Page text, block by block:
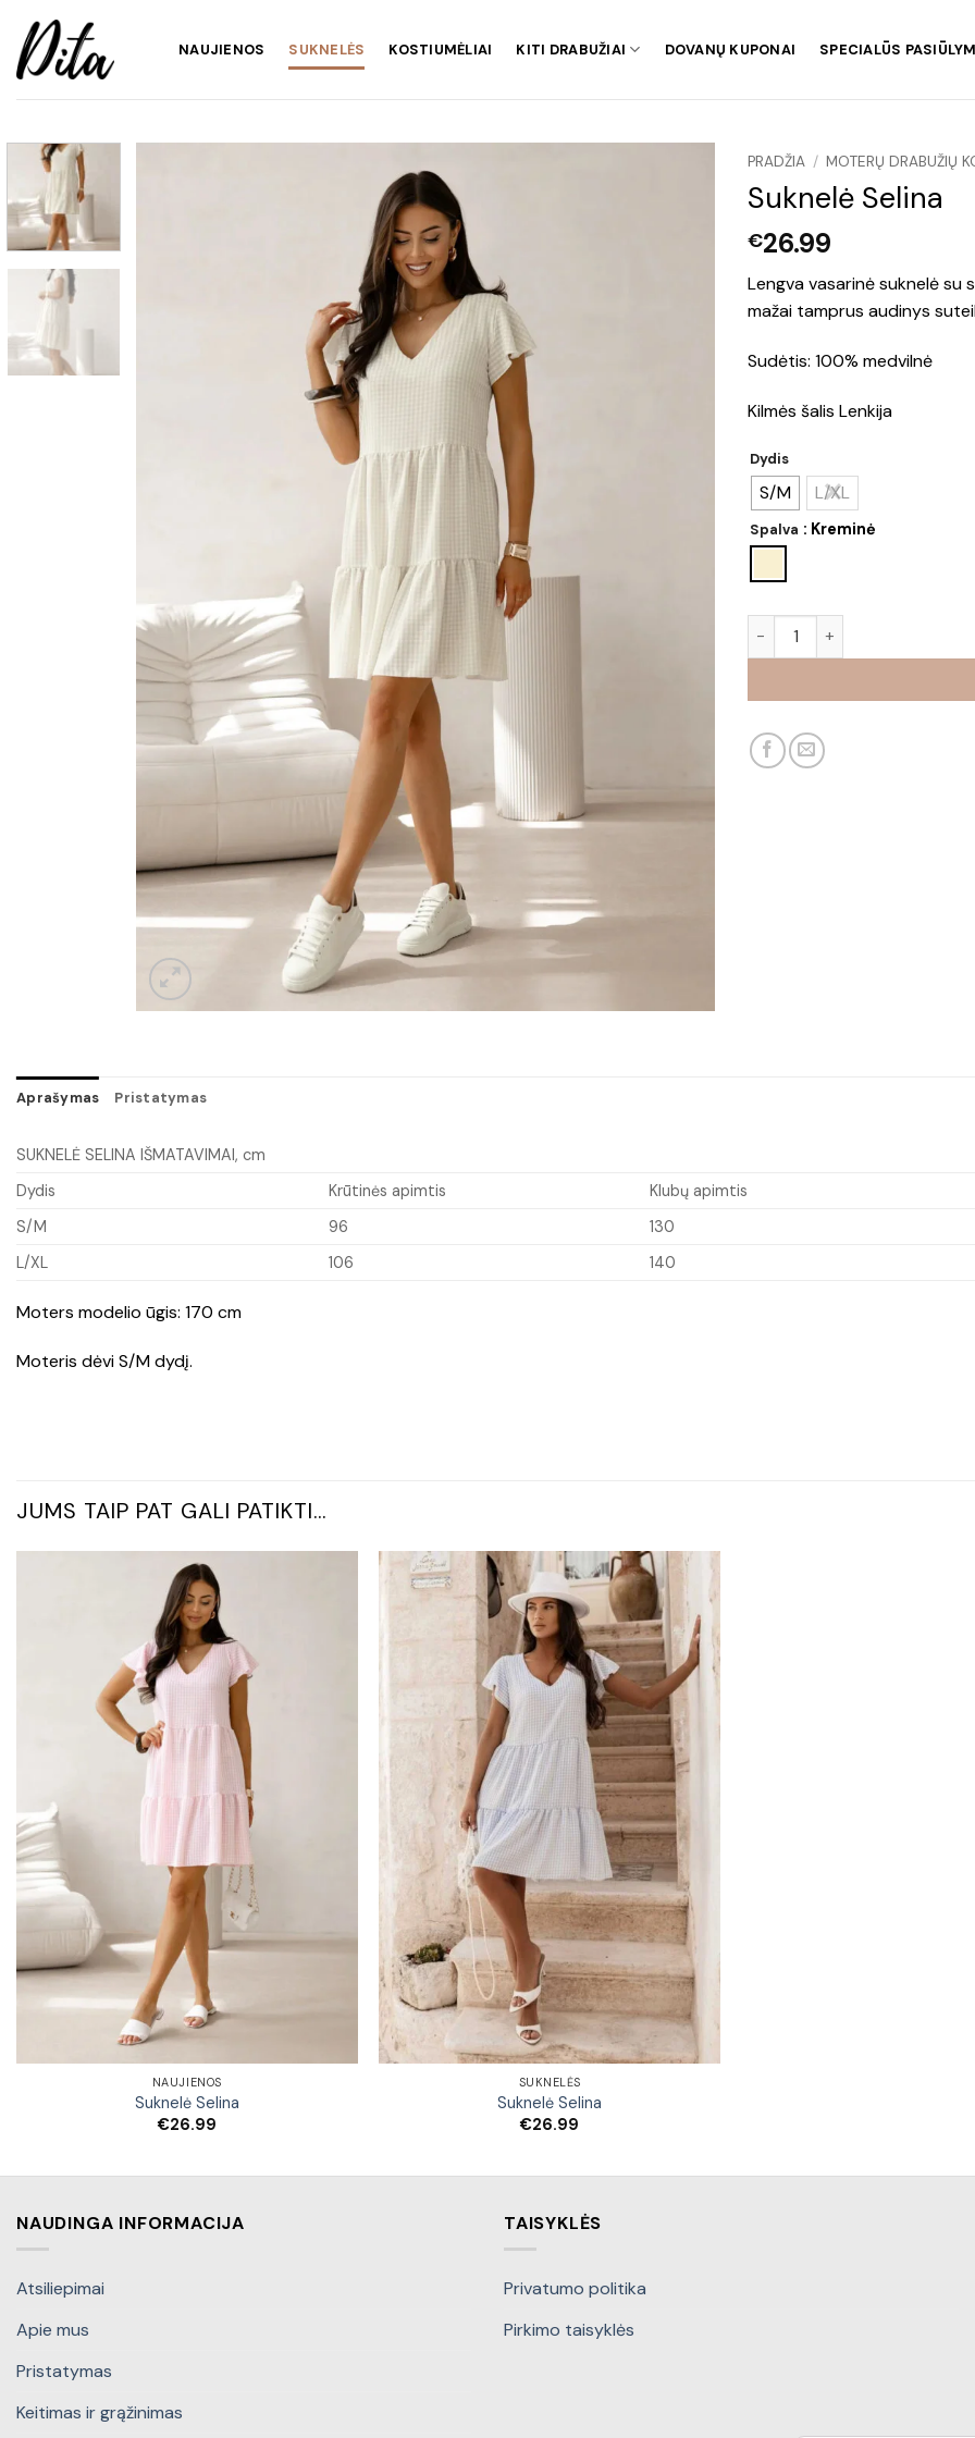
content
NAUJIENOS SUKNELĖS KOSTIUMĖLIAI KITI DRABUŽIAI DOVANŲ KUPONAI SPECIALŪS
PRADŽIA / MOTERŲ DRABUŽIŲ
Suknelė Selina
€26.99
Lengva vasarinė suknelė su
mažai tamprus audinys
Sudėtis: 100% medvilnė
Kilmės šalis Lenkija
Dydis
S/M L/XL
Spalva : Kreminė
produkto kiekis: Suknelė
Aprašymas Pristatymas
SUKNELĖ SELINA IŠMATAVIMAI, cm
Dydis
Krūtinės apimtis Klubų apimtis
S/M
96 130
L/XL
106 140
Moters modelio ūgis: 170 cm
Moteris dėvi S/M dydį.
JUMS TAIP PAT GALI PATIKTI…
NAUJIENOS
Suknelė Selina
€26.99
SUKNELĖS
Suknelė Selina
€26.99
NAUDINGA INFORMACIJA
Atsiliepimai
Apie mus
Pristatymas
Keitimas ir grąžinimas
TAISYKLĖS
Privatumo politika
Pirkimo taisyklės